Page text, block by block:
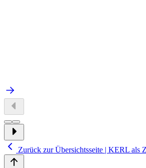
Zurück zur Übersichtsseite | KERL als